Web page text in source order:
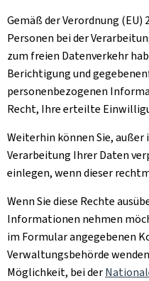
Gemäß der Verordnung
Personen bei der
zum freien Datenverkehr
Berichtigung und
personenbezogenen
Recht, Ihre erteilte
Weiterhin können Sie, außer
Verarbeitung Ihrer Daten
einlegen, wenn dieser
Wenn Sie diese Rechte
Informationen nehmen
im Formular angegebenen
Verwaltungsbehörde
Möglichkeit, bei der